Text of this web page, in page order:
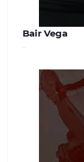
Bair Vega